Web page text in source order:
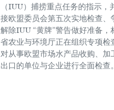
（IUU）捕捞重点任务的指示，
接欧盟委员会第五次实地检查、
解除IUU “黄牌”警告做好准备，
省农业与环境厅正在组织专项检
对从事欧盟市场水产品收购、加
出口的单位与企业进行全面检查。